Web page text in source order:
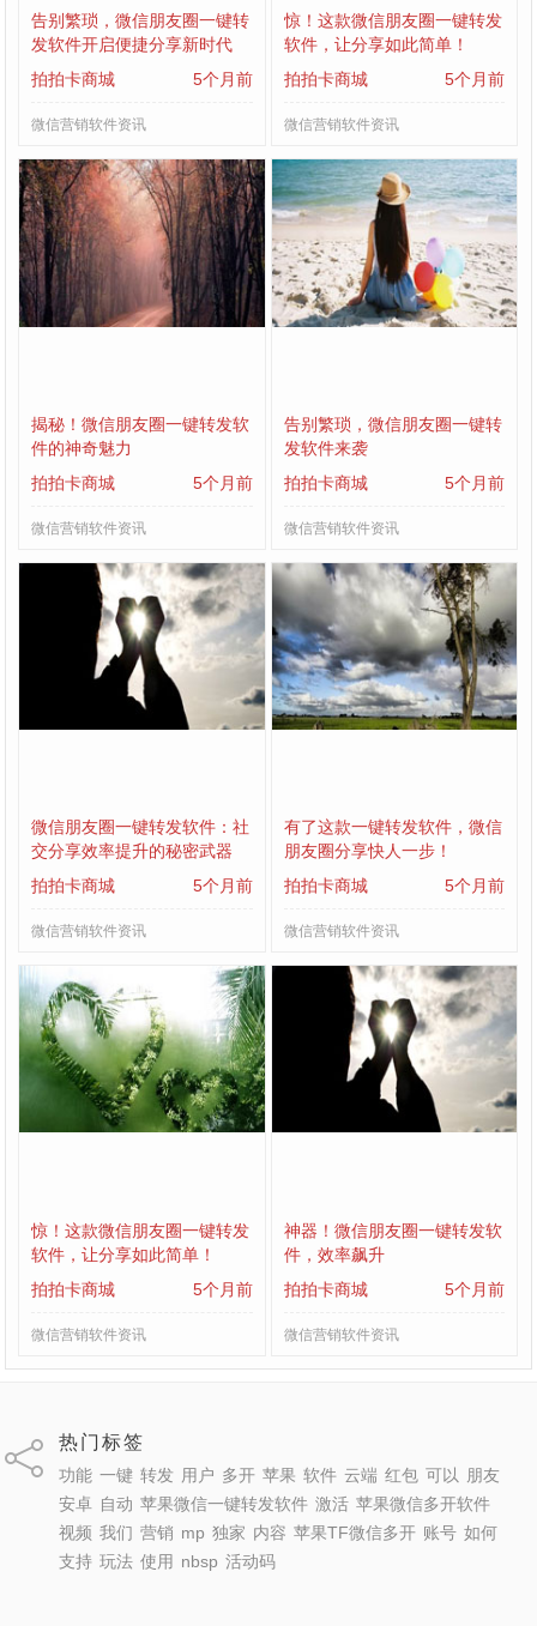
告别繁琐，微信朋友圈一键转
发软件开启便捷分享新时代
拍拍卡商城
5个月前
微信营销软件资讯
惊！这款微信朋友圈一键转发
软件，让分享如此简单！
拍拍卡商城
5个月前
微信营销软件资讯
揭秘！微信朋友圈一键转发软
件的神奇魅力
拍拍卡商城
5个月前
微信营销软件资讯
告别繁琐，微信朋友圈一键转
发软件来袭
拍拍卡商城
5个月前
微信营销软件资讯
微信朋友圈一键转发软件：社
交分享效率提升的秘密武器
拍拍卡商城
5个月前
微信营销软件资讯
有了这款一键转发软件，微信
朋友圈分享快人一步！
拍拍卡商城
5个月前
微信营销软件资讯
惊！这款微信朋友圈一键转发
软件，让分享如此简单！
拍拍卡商城
5个月前
微信营销软件资讯
神器！微信朋友圈一键转发软
件，效率飙升
拍拍卡商城
5个月前
微信营销软件资讯
热门标签
功能 一键 转发 用户 多开 苹果 软件 云端 红包 可以
朋友
安卓 自动 苹果微信一键转发软件 激活 苹果微信多开软件
视频 我们 营销 mp 独家 内容 苹果TF微信多开 账号 如何
支持 玩法 使用 nbsp 活动码